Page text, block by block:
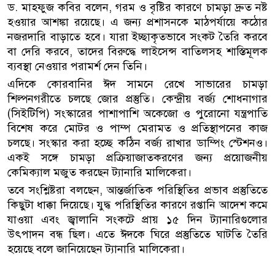
ড. মাহফুজ কবির বলেন, গরম ও বৃষ্টির কারণে চামড়া দ্রুত নষ্ট
হওয়ার আশঙ্কা রয়েছে। এ জন্য প্রশাসনকে মাঠপর্যায়ে কঠোর
নজরদারি বাড়াতে হবে। যারা ইচ্ছাকৃতভাবে সংকট তৈরি করবে
বা দেরি করবে, তাদের বিরুদ্ধে লাইসেন্স বাতিলসহ শাস্তিমূলক
ব্যবস্থা নেওয়ার পরামর্শ দেন তিনি।
এদিকে কোরবানির ঈদ সামনে রেখে সাভারের চামড়া
শিল্পনগরীতে চলছে জোর প্রস্তুতি। কেন্দ্রীয় বর্জ্য শোধনাগার
(সিইটিপি) সংস্কারের পাশাপাশি অকেজো ও পুরোনো যন্ত্রপাতি
বিশেষ করে মোটর ও পাম্প মেরামত ও প্রতিস্থাপনের কাজ
চলছে। সংস্কার করা হচ্ছে কঠিন বর্জ্য রাখার ডাম্পিং স্টেশনও।
একই সঙ্গে চামড়া প্রক্রিয়াজাতকরণের জন্য প্রয়োজনীয়
কেমিক্যাল মজুত করছেন ট্যানারি মালিকেরা।
তবে সংশ্লিষ্টরা বলছেন, আন্তর্জাতিক পরিস্থিতির প্রভাব প্রস্তুতিতে
কিছুটা ধাক্কা দিয়েছে। যুদ্ধ পরিস্থিতির কারণে রপ্তানি আদেশ কমে
যাওয়া এবং জ্বালানি সংকটে প্রায় ১৫ দিন ট্যানারিগুলোর
উৎপাদন বন্ধ ছিল। এতে ঈদকে ঘিরে প্রস্তুতিতে ঘাটতি তৈরি
হয়েছে বলে জানিয়েছেন ট্যানারি মালিকেরা।